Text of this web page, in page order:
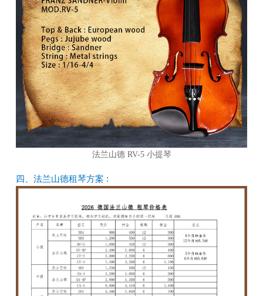
法兰山德 RV-5 小提琴
四、法兰山德租琴方案 :